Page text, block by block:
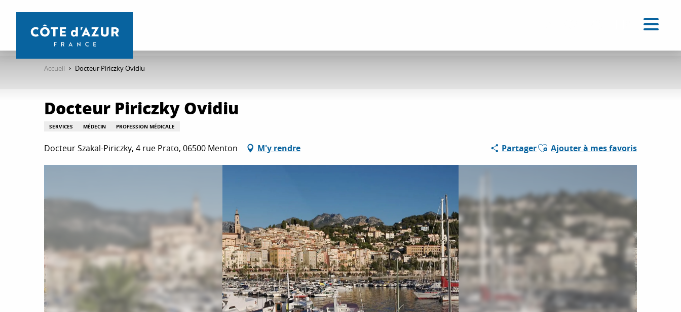
contenu
Accueil Docteur Piriczky Ovidiu
Docteur Piriczky Ovidiu
SERVICES MÉDECIN PROFESSION MÉDICALE
Docteur Szakal-Piriczky, 4 rue Prato, 06500 Menton M'y rendre PartagerAjouter aux favoris
Ajouter à mes favoris